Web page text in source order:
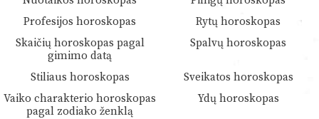
Profesijos horoskopas
Rytų horoskopas
Skaičių horoskopas pagal
gimimo datą
Spalvų horoskopas
Stiliaus horoskopas
Sveikatos horoskopas
Vaiko charakterio horoskopas
pagal zodiako ženklą
Ydų horoskopas